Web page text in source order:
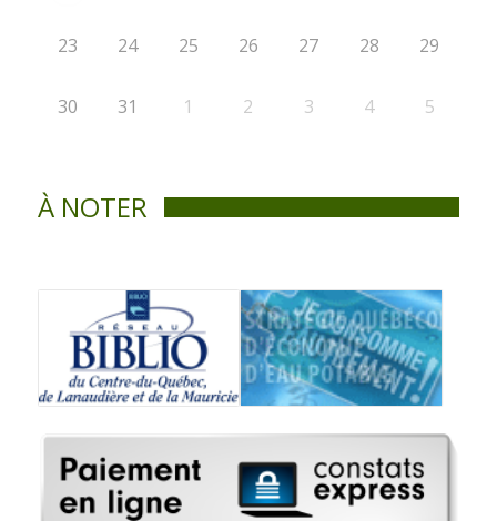
23 24 25 26 27 28 29
30 31 1 2 3 4 5
À NOTER